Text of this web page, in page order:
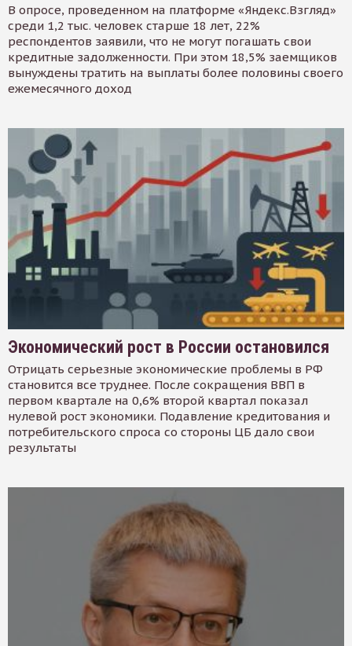
В опросе, проведенном на платформе «Яндекс.Взгляд»
среди 1,2 тыс. человек старше 18 лет, 22%
респондентов заявили, что не могут погашать свои
кредитные задолженности. При этом 18,5% заемщиков
вынуждены тратить на выплаты более половины своего
ежемесячного доход
Экономический рост в России остановился
Отрицать серьезные экономические проблемы в РФ
становится все труднее. После сокращения ВВП в
первом квартале на 0,6% второй квартал показал
нулевой рост экономики. Подавление кредитования и
потребительского спроса со стороны ЦБ дало свои
результаты